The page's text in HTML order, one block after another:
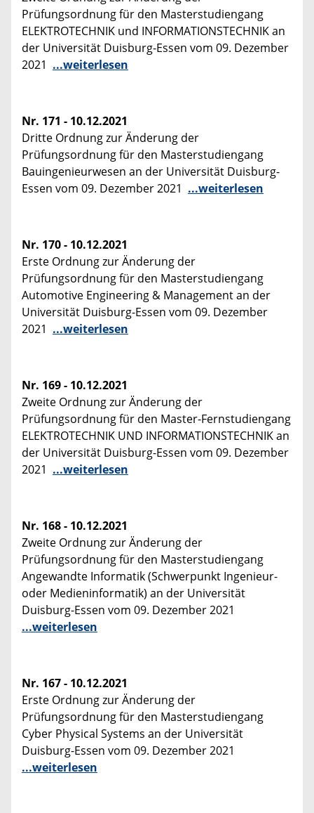
Prüfungsordnung für den Masterstudiengang
ELEKTROTECHNIK und INFORMATIONSTECHNIK an
der Universität Duisburg-Essen vom 09. Dezember
2021 ...weiterlesen
Nr. 171 - 10.12.2021
Dritte Ordnung zur Änderung der
Prüfungsordnung für den Masterstudiengang
Bauingenieurwesen an der Universität Duisburg-
Essen vom 09. Dezember 2021 ...weiterlesen
Nr. 170 - 10.12.2021
Erste Ordnung zur Änderung der
Prüfungsordnung für den Masterstudiengang
Automotive Engineering & Management an der
Universität Duisburg-Essen vom 09. Dezember
2021 ...weiterlesen
Nr. 169 - 10.12.2021
Zweite Ordnung zur Änderung der
Prüfungsordnung für den Master-Fernstudiengang
ELEKTROTECHNIK UND INFORMATIONSTECHNIK an
der Universität Duisburg-Essen vom 09. Dezember
2021 ...weiterlesen
Nr. 168 - 10.12.2021
Zweite Ordnung zur Änderung der
Prüfungsordnung für den Masterstudiengang
Angewandte Informatik (Schwerpunkt Ingenieur-
oder Medieninformatik) an der Universität
Duisburg-Essen vom 09. Dezember 2021
...weiterlesen
Nr. 167 - 10.12.2021
Erste Ordnung zur Änderung der
Prüfungsordnung für den Masterstudiengang
Cyber Physical Systems an der Universität
Duisburg-Essen vom 09. Dezember 2021
...weiterlesen